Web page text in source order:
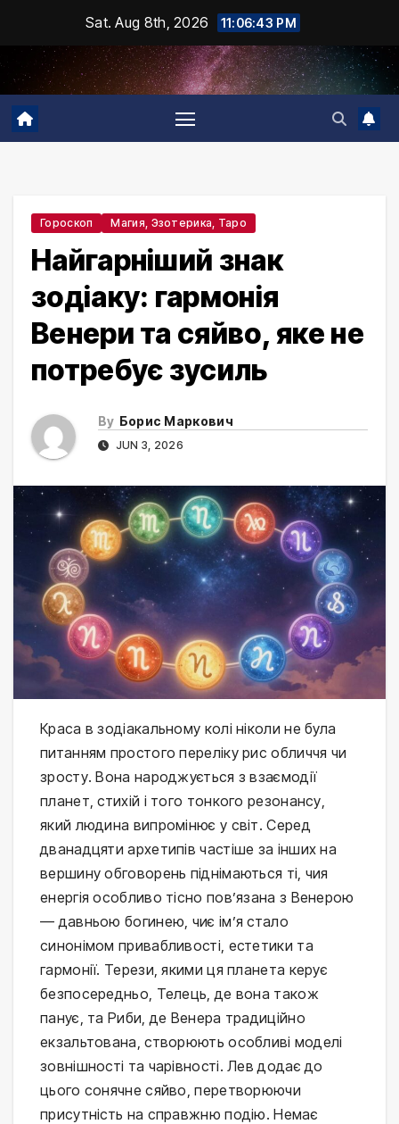
content
Sat. Aug 8th, 2026 11:06:44 PM
Гороскоп Магия, Эзотерика, Таро
Найгарніший знак
зодіаку: гармонія
Венери та сяйво, яке не
потребує зусиль
By Борис Маркович
JUN 3, 2026
Краса в зодіакальному колі ніколи не була
питанням простого переліку рис обличчя чи
зросту. Вона народжується з взаємодії
планет, стихій і того тонкого резонансу,
який людина випромінює у світ. Серед
дванадцяти архетипів частіше за інших на
вершину обговорень піднімаються ті, чия
енергія особливо тісно пов’язана з Венерою
— давньою богинею, чиє ім’я стало
синонімом привабливості, естетики та
гармонії. Терези, якими ця планета керує
безпосередньо, Телець, де вона також
панує, та Риби, де Венера традиційно
екзальтована, створюють особливі моделі
зовнішності та чарівності. Лев додає до
цього сонячне сяйво, перетворюючи
присутність на справжню подію. Немає